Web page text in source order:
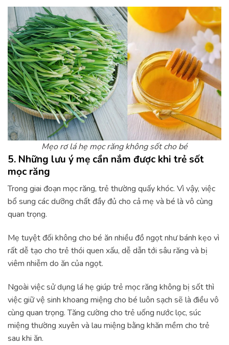
Mẹo rơ lá hẹ mọc răng không sốt cho bé
5. Những lưu ý mẹ cần nắm được khi trẻ sốt
mọc răng
Trong giai đoạn mọc răng, trẻ thường quấy khóc. Vì vậy, việc
bổ sung các dưỡng chất đầy đủ cho cả mẹ và bé là vô cùng
quan trọng.
Mẹ tuyệt đối không cho bé ăn nhiều đồ ngọt như bánh kẹo vì
rất dễ tạo cho trẻ thói quen xấu, dễ dẫn tới sâu răng và bị
viêm nhiễm do ăn của ngọt.
Ngoài việc sử dụng lá hẹ giúp trẻ mọc răng không bị sốt thì
việc giữ vệ sinh khoang miệng cho bé luôn sạch sẽ là điều vô
cùng quan trọng. Tăng cường cho trẻ uống nước lọc, súc
miệng thường xuyên và lau miệng bằng khăn mềm cho trẻ
sau khi ăn.